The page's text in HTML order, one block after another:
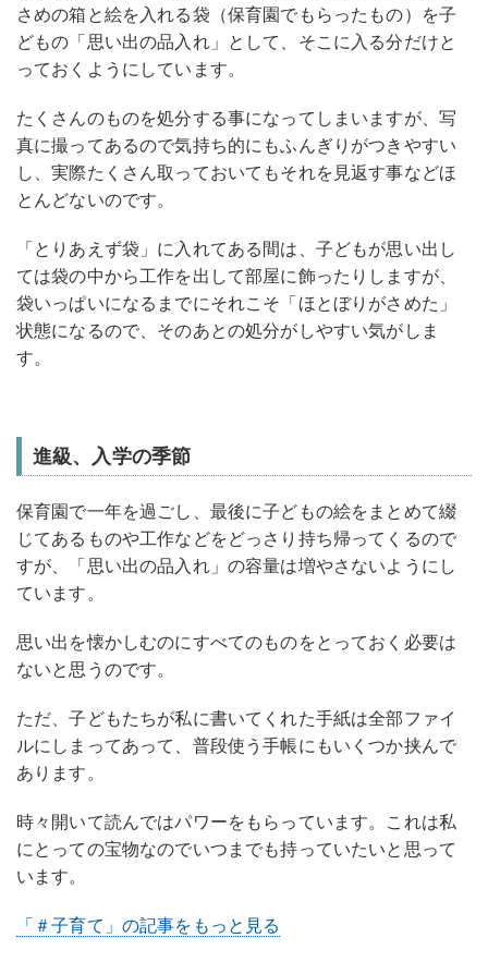
さめの箱と絵を入れる袋（保育園でもらったもの）を子
どもの「思い出の品入れ」として、そこに入る分だけと
っておくようにしています。
たくさんのものを処分する事になってしまいますが、写
真に撮ってあるので気持ち的にもふんぎりがつきやすい
し、実際たくさん取っておいてもそれを見返す事などほ
とんどないのです。
「とりあえず袋」に入れてある間は、子どもが思い出し
ては袋の中から工作を出して部屋に飾ったりしますが、
袋いっぱいになるまでにそれこそ「ほとぼりがさめた」
状態になるので、そのあとの処分がしやすい気がしま
す。
進級、入学の季節
保育園で一年を過ごし、最後に子どもの絵をまとめて綴
じてあるものや工作などをどっさり持ち帰ってくるので
すが、「思い出の品入れ」の容量は増やさないようにし
ています。
思い出を懐かしむのにすべてのものをとっておく必要は
ないと思うのです。
ただ、子どもたちが私に書いてくれた手紙は全部ファイ
ルにしまってあって、普段使う手帳にもいくつか挟んで
あります。
時々開いて読んではパワーをもらっています。これは私
にとっての宝物なのでいつまでも持っていたいと思って
います。
「＃子育て」の記事をもっと見る